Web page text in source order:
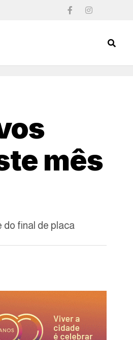
mês
final de placa